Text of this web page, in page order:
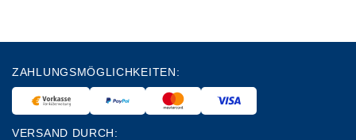
ZAHLUNGSMÖGLICHKEITEN:
VERSAND DURCH: